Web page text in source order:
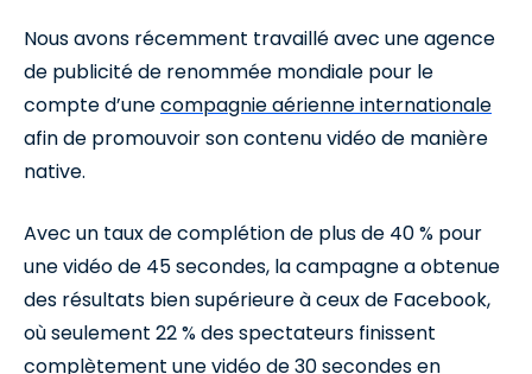
Nous avons récemment travaillé avec une agence
de publicité de renommée mondiale pour le
compte d’unecompagnie aérienne internationale
afin de promouvoir son contenu vidéo de manière
native.
Avec un taux de complétion de plus de 40 % pour
une vidéo de 45 secondes, la campagne a obtenue
des résultats bien supérieure à ceux de Facebook,
où seulement 22 % des spectateurs finissent
complètement une vidéo de 30 secondes en